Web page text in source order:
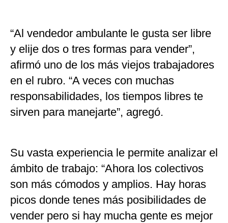
“Al vendedor ambulante le gusta ser libre
y elije dos o tres formas para vender”,
afirmó uno de los más viejos trabajadores
en el rubro. “A veces con muchas
responsabilidades, los tiempos libres te
sirven para manejarte”, agregó.
Su vasta experiencia le permite analizar el
ámbito de trabajo: “Ahora los colectivos
son más cómodos y amplios. Hay horas
picos donde tenes más posibilidades de
vender pero si hay mucha gente es mejor